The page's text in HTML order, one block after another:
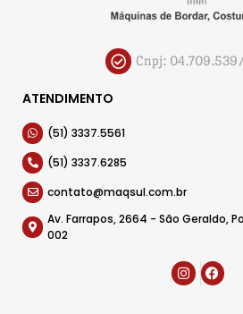
Cnpj:
ATENDIMENTO
(51) 3337.5561
(51) 3337.6285
contato@maqsul.com.br
Av. Farrapos, 2664 - São Geraldo,
002